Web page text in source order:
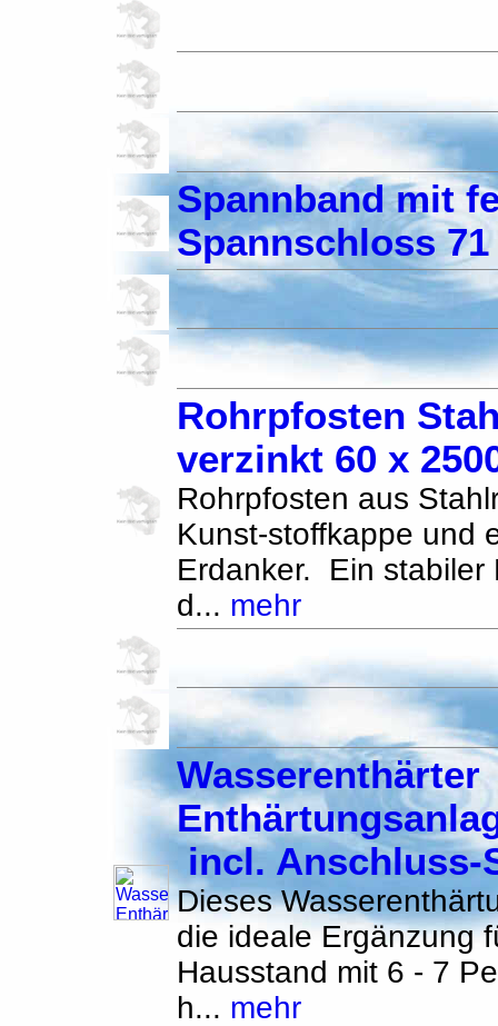
Spannband mit
Spannschloss 71
Rohrpfosten
verzinkt 60 x
Rohrpfosten aus
Kunst-stoffkappe und
Erdanker. Ein stabiler
d... mehr
Wasserenthärter
incl. Anschluss-
Dieses
die ideale Ergänzung
Hausstand mit 6 - 7
h... mehr